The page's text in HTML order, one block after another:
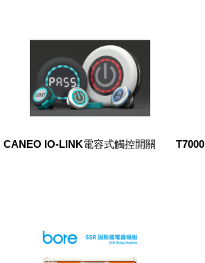
CANEO IO-LINK電容式觸控開關 T7000